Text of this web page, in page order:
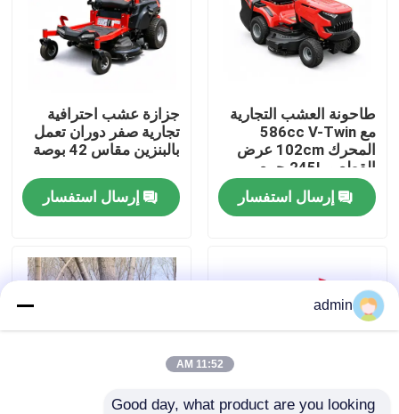
فيديوهات
حولنا
عرض المصنع
اتصل بنا
بالمنشار البنزين
منشار كهربائي
طاحونة العشب التجارية
مع 586cc V-Twin
المحرك 102cm عرض
القطع و 245L جمع
العشب
إرسال استفسار
جزازة عشب احترافية
تجارية صفر دوران تعمل
بالبنزين مقاس 42 بوصة
إرسال استفسار
admin
11:52 AM
Good day, what product are you looking